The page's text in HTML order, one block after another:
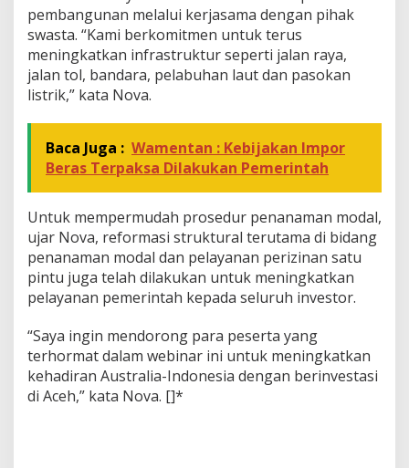
pembangunan melalui kerjasama dengan pihak
swasta. “Kami berkomitmen untuk terus
meningkatkan infrastruktur seperti jalan raya,
jalan tol, bandara, pelabuhan laut dan pasokan
listrik,” kata Nova.
Baca Juga : Wamentan : Kebijakan Impor
Beras Terpaksa Dilakukan Pemerintah
Untuk mempermudah prosedur penanaman modal,
ujar Nova, reformasi struktural terutama di bidang
penanaman modal dan pelayanan perizinan satu
pintu juga telah dilakukan untuk meningkatkan
pelayanan pemerintah kepada seluruh investor.
“Saya ingin mendorong para peserta yang
terhormat dalam webinar ini untuk meningkatkan
kehadiran Australia-Indonesia dengan berinvestasi
di Aceh,” kata Nova. []*